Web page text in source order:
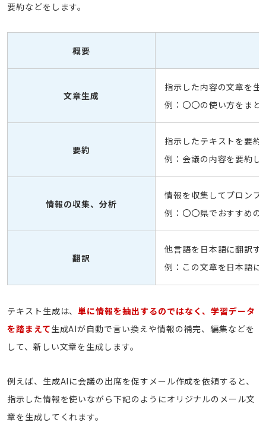
要約などをします。
概要
文章生成
指示した内容の文章を生
例：〇〇の使い方をまと
要約
指示したテキストを要
例：会議の内容を要約し
情報の収集、分析
情報を収集してプロン
例：〇〇県でおすすめの
翻訳
他言語を日本語に翻訳す
例：この文章を日本語に
テキスト生成は、単に情報を抽出するのではなく、学習データ
を踏まえて生成AIが自動で言い換えや情報の補完、編集などを
して、新しい文章を生成します。
例えば、生成AIに会議の出席を促すメール作成を依頼すると、
指示した情報を使いながら下記のようにオリジナルのメール文
章を生成してくれます。